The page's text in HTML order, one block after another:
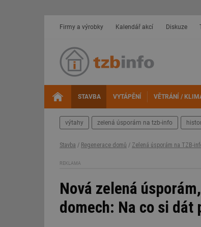
Firmy a výrobky Kalendář akcí Diskuze
STAVBA VYTÁPĚNÍ VĚTRÁNÍ /
výtahy zelená úsporám na tzb-info
Stavba / Regenerace domů / Zelená úsporám na TZB-
REKLAMA
Nová zelená
domech: Na co si dát